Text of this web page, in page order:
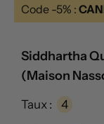
Code -5% :
Siddhartha
(Maison
Taux : 4